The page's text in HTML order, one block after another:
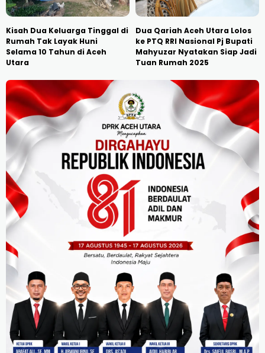
Kisah Dua Keluarga Tinggal di
Rumah Tak Layak Huni
Selama 10 Tahun di Aceh
Utara
Dua Qariah Aceh Utara Lolos
ke PTQ RRI Nasional Pj Bupati
Mahyuzar Nyatakan Siap Jadi
Tuan Rumah 2025